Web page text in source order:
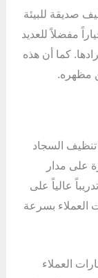
صديقة للبيئة
مفضلاً للعديد
كما أن هذه
مظهره.
السجاد
على مدار
عالياً على
العملاء بسرعة
العملاء